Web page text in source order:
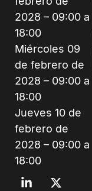
2028 – 09:00 a
18:00
Miércoles 09
de febrero de
2028 – 09:00 a
18:00
Jueves 10 de
febrero de
2028 – 09:00 a
18:00